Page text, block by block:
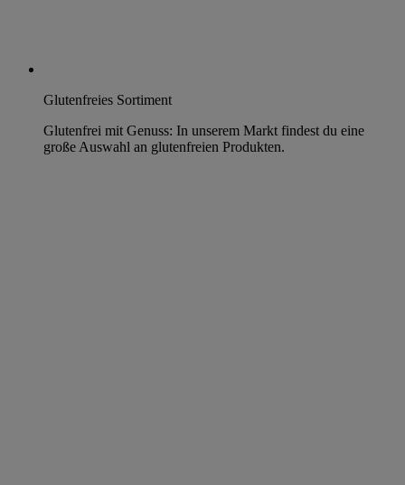
Glutenfreies Sortiment
Glutenfrei mit Genuss: In unserem Markt findest du eine
große Auswahl an glutenfreien Produkten.